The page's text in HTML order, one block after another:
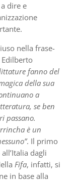
dire e
nella frase-
fanno del
della sua
a
se ben
passano.
è un
. Il primo
dagli
Fifa, infatti, si
in base alla